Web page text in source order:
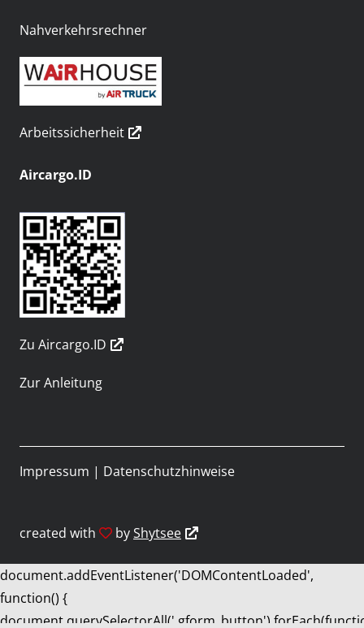
Nahverkehrsrechner
Arbeitssicherheit
Aircargo.ID
Zu Aircargo.ID
Zur Anleitung
created with byShytsee
Impressum | Datenschutzhinweise
document.addEventListener('DOMContentLoaded',
function() {